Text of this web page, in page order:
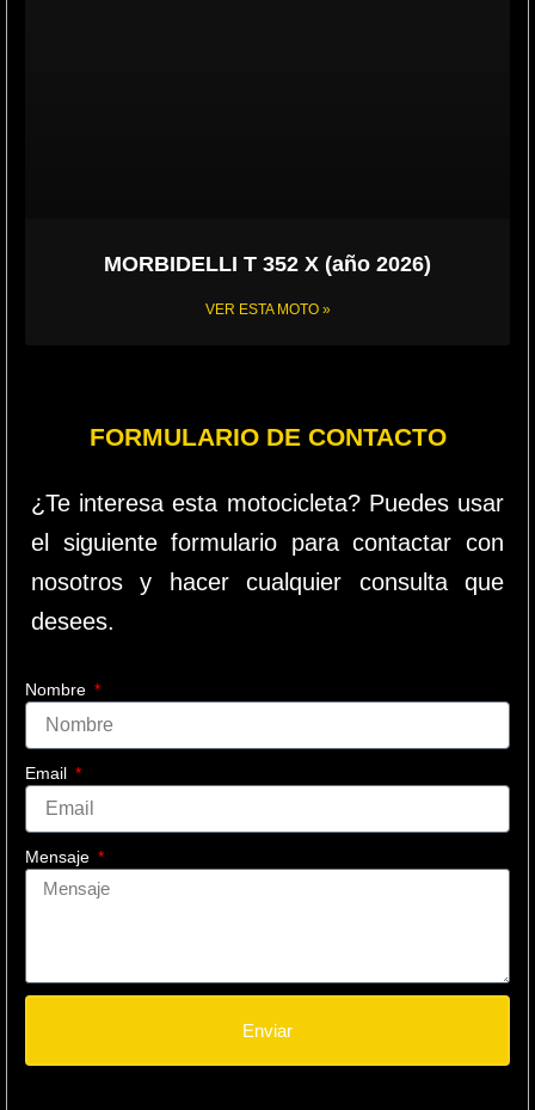
MORBIDELLI T 352 X (año 2026)
VER ESTA MOTO »
FORMULARIO DE CONTACTO
¿Te interesa esta motocicleta? Puedes usar
el siguiente formulario para contactar con
nosotros y hacer cualquier consulta que
desees.
Nombre
Email
Mensaje
Enviar